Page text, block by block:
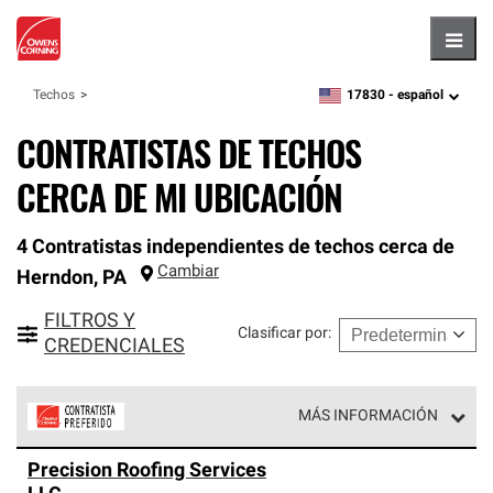
Techos zipcode,language
17830 - español
CONTRATISTAS DE TECHOS
CERCA DE MI UBICACIÓN
4 Contratistas independientes de techos cerca de
Herndon, PA Cambiar
FILTROS Y
CREDENCIALES
Clasificar por:
MÁS INFORMACIÓN
parte de una red exclusiva de profesionales de techos
Precision Roofing Services